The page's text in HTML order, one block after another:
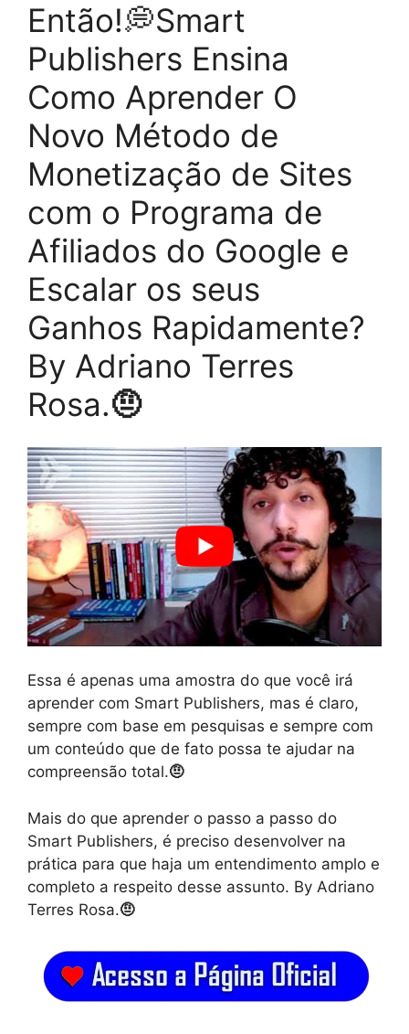
Então!💭Smart
Publishers Ensina
Como Aprender O
Novo Método de
Monetização de Sites
com o Programa de
Afiliados do Google e
Escalar os seus
Ganhos Rapidamente?
By Adriano Terres
Rosa.🤨
Essa é apenas uma amostra do que você irá
aprender com Smart Publishers, mas é claro,
sempre com base em pesquisas e sempre com
um conteúdo que de fato possa te ajudar na
compreensão total.🤨
Mais do que aprender o passo a passo do
Smart Publishers, é preciso desenvolver na
prática para que haja um entendimento amplo e
completo a respeito desse assunto. By Adriano
Terres Rosa.🤨